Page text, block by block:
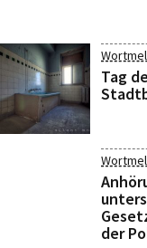
Tag
der